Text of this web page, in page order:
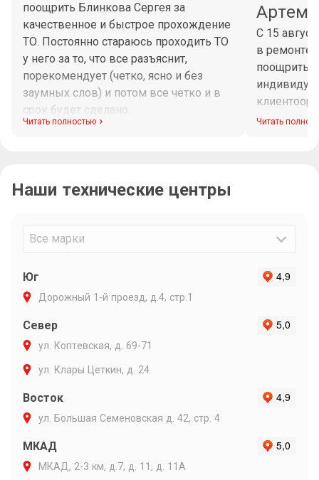
поощрить Блинкова Сергея за
качественное и быстрое прохождение
ТО. Постоянно стараюсь проходить ТО
у него за то, что все разъяснит,
порекомендует (четко, ясно и без
заумных слов) и потом все четко и в
срок будет сделано.
Читать полностью
С 15
в ремонте
поощрить
Максиму
Читать
Наши технические центры
Все марки
Юг
Дорожный 1-й проезд, д.4, стр.1
Север
ул. Коптевская, д. 69-71
ул. Клары Цеткин, д. 24
Восток
ул. Большая Семеновская д. 42, стр. 4
МКАД
МКАД, 2-3 км, д.7, д. 11, д. 11А